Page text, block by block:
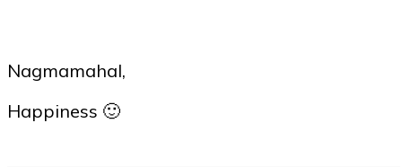
Nagmamahal,
Happiness 🙂